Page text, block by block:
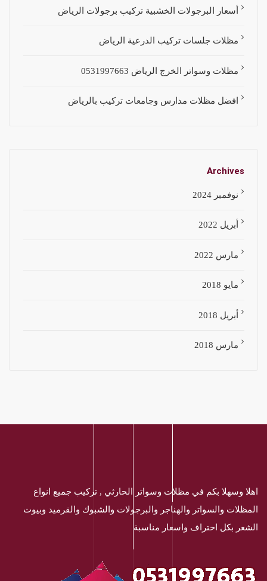
أسعار البرجولات الخشبية تركيب برجولات الرياض
مظلات جلسات تركيب الدرعية الرياض
مظلات وسواتر الخرج الرياض 0531997663
افضل مظلات مدارس وجامعات تركيب بالرياض
Archives
نوفمبر 2024
أبريل 2022
مارس 2022
مايو 2018
أبريل 2018
مارس 2018
اهلا وسهلا بكم في مظلات وسواتر الحارثي , تركيب جميع انواع
المظلات والسواتر والهناجر والبرجولات والشبوك والقرميد وبيوت
الشعر بكل احتراف واسعار مناسبة